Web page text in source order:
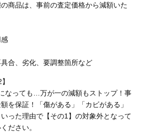
商品は、事前の査定価格から減額いた
合、劣化、要調整箇所など
なっても…万が一の減額もストップ！事
を保証！「傷がある」「カビがある」
いった理由で【その1】の対象外となって
ださい。